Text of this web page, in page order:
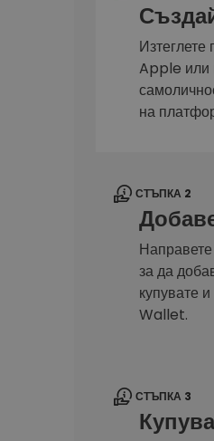
Apple или
на
СТЪПКА 2
Направете
за да
купувате
Wallet.
СТЪПКА 3